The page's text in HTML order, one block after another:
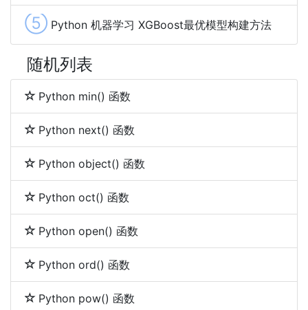
⑤ Python 机器学习 XGBoost最优模型构建方法
随机列表
Python min() 函数
Python next() 函数
Python object() 函数
Python oct() 函数
Python open() 函数
Python ord() 函数
Python pow() 函数